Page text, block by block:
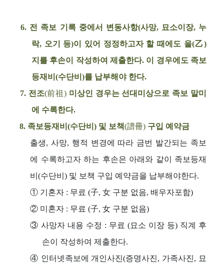
6. 전 족보 기록 중에서 변동사항(사망, 묘소이장, 누
락, 오기 등)이 있어 정정하고자 할 때에도 을(乙)
지를 후손이 작성하여 제출한다. 이 경우에도 족보
등재비(수단비)를 납부해야 한다.
7. 전조(前祖) 미상인 경우는 선대미상으로 족보 말미
에 수록한다.
8. 족보등재비(수단비) 및 보책(譜冊) 구입 예약금
출생, 사망, 행적 변경에 따라 금번 발간되는 족보
에 수록하고자 하는 후손은 아래와 같이 족보등재
비(수단비) 및 보책 구입 예약금을 납부해야한다.
① 기혼자 : 무료 (子, 女 구분 없음, 배우자포함)
② 미혼자 : 무료 (子, 女 구분 없음)
③ 사망자 내용 수정 : 무료 (묘소 이장 등) 직계 후
손이 작성하여 제출한다.
④ 인터넷족보에 개인사진(증명사진, 가족사진, 묘